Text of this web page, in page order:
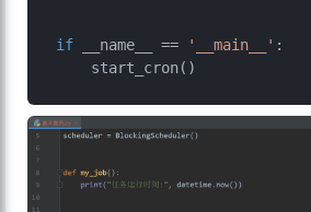
if __name__ == '__main__' :